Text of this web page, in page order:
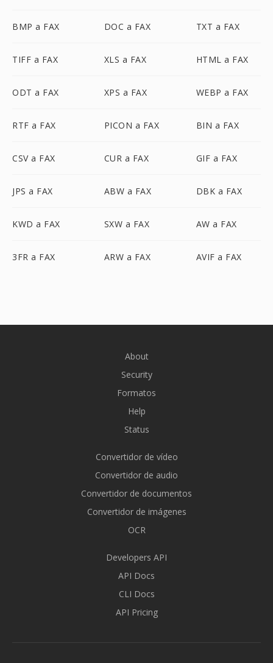
BMP a FAX DOC a FAX TXT a FAX
TIFF a FAX XLS a FAX HTML a FAX
ODT a FAX XPS a FAX WEBP a FAX
RTF a FAX PICON a FAX BIN a FAX
CSV a FAX CUR a FAX GIF a FAX
JPS a FAX ABW a FAX DBK a FAX
KWD a FAX SXW a FAX AW a FAX
3FR a FAX ARW a FAX AVIF a FAX
About
Security
Formatos
Help
Status
Convertidor de vídeo
Convertidor de audio
Convertidor de documentos
Convertidor de imágenes
OCR
Developers API
API Docs
CLI Docs
API Pricing